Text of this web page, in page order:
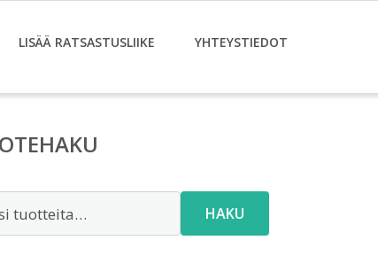
LISÄÄ RATSASTUSLIIKE YHTEYSTIEDOT
HAKU